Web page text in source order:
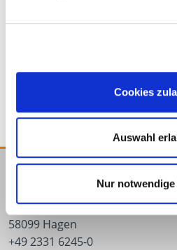
Cookies
Auswahl
Nur
Steinplattenheber
E.u.r.o.Tec GmbH
Unter dem Hofe 5
58099 Hagen
+49 2331 6245-0